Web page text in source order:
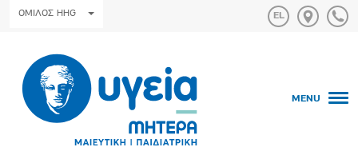
ΟΜΙΛΟΣ HHG
MENU